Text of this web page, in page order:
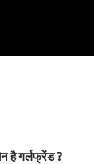
है गर्लफ्रेंड ?